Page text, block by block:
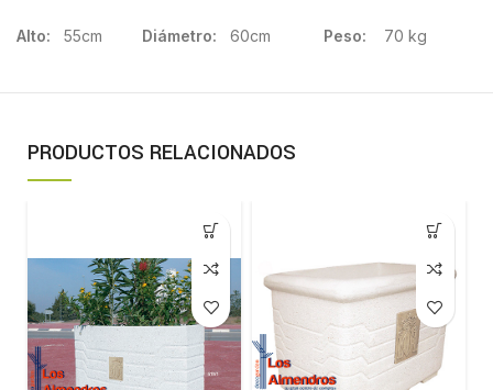
Alto: 55cm Diámetro: 60cm Peso: 70 kg
PRODUCTOS RELACIONADOS